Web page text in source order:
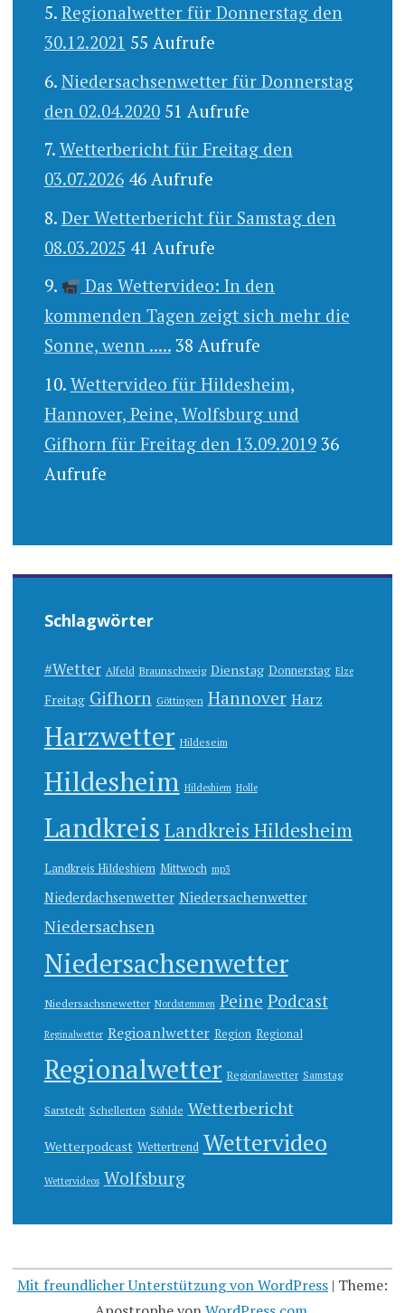
Regionalwetter für Donnerstag den
30.12.2021 55 Aufrufe
Niedersachsenwetter für Donnerstag
den 02.04.2020 51 Aufrufe
Wetterbericht für Freitag den
03.07.2026 46 Aufrufe
Der Wetterbericht für Samstag den
08.03.2025 41 Aufrufe
Das Wettervideo: In den
kommenden Tagen zeigt sich mehr die
Sonne, wenn ..... 38 Aufrufe
Wettervideo für Hildesheim,
Hannover, Peine, Wolfsburg und
Gifhorn für Freitag den 13.09.2019 36
Aufrufe
Schlagwörter
#Wetter Alfeld Braunschweig Dienstag Donnerstag Elze
Freitag Gifhorn Göttingen Hannover Harz
Harzwetter Hildeseim
Hildesheim Hildeshiem Holle
Landkreis Landkreis Hildesheim
Landkreis Hildeshiem Mittwoch mp3
Niederdachsenwetter Niedersachenwetter
Niedersachsen
Niedersachsenwetter
Niedersachsnewetter Nordstemmen Peine Podcast
Reginalwetter Regioanlwetter Region Regional
Regionalwetter Regionlawetter Samstag
Sarstedt Schellerten Söhlde Wetterbericht
Wetterpodcast Wettertrend Wettervideo
Wettervideos Wolfsburg
Mit freundlicher Unterstützung von WordPress | Theme: